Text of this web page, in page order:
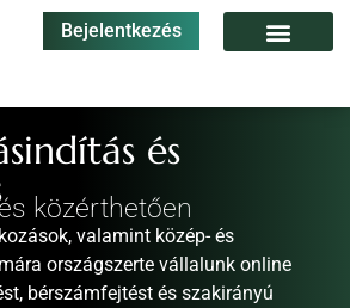
Bejelentkezés
és
közérthetően
valamint közép- és
országszerte vállalunk online
bérszámfejtést és szakirányú